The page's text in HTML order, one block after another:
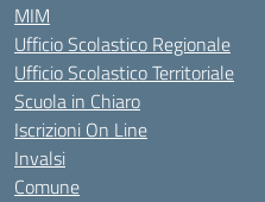
MIM
Ufficio Scolastico Regionale
Ufficio Scolastico Territoriale
Scuola in Chiaro
Iscrizioni On Line
Invalsi
Comune